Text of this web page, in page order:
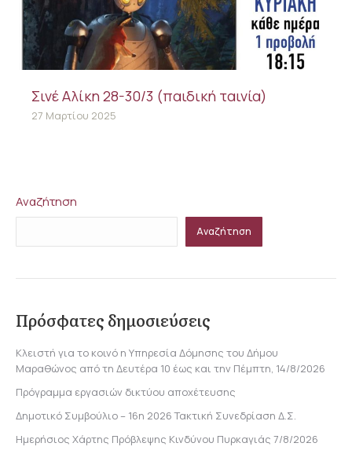
Σινέ Αλίκη 28-30/3 (παιδική ταινία)
27 Μαρτίου 2025
Αναζήτηση
Αναζήτηση
Πρόσφατες δημοσιεύσεις
Κλειστή για το κοινό η Υπηρεσία Δόμησης του Δήμου
Μαραθώνος από τη Δευτέρα 10 έως και την Πέμπτη, 14/8/2026
Πρόγραμμα εργασιών δικτύου αποχέτευσης
Δημοτικό Συμβούλιο – 16η 2026 Τακτική Συνεδρίαση Δ.Σ.
Ημερήσιος Χάρτης Πρόβλεψης Κινδύνου Πυρκαγιάς 7/8/2026